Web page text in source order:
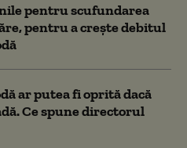
pentru scufundarea
pentru a crește debitul
ar putea fi oprită dacă
Ce spune directorul